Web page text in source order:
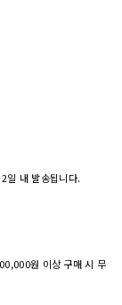
일 내 발송됩니다.
원 이상 구매 시 무